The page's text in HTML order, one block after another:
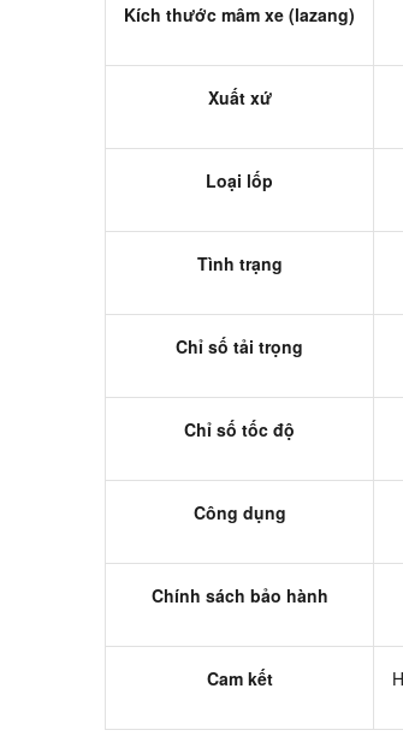
Kích thước mâm xe (lazang)
Xuất xứ
Loại lốp
Tình trạng
Chỉ số tải trọng
Chỉ số tốc độ
Công dụng
Chính sách bảo hành
Cam kết